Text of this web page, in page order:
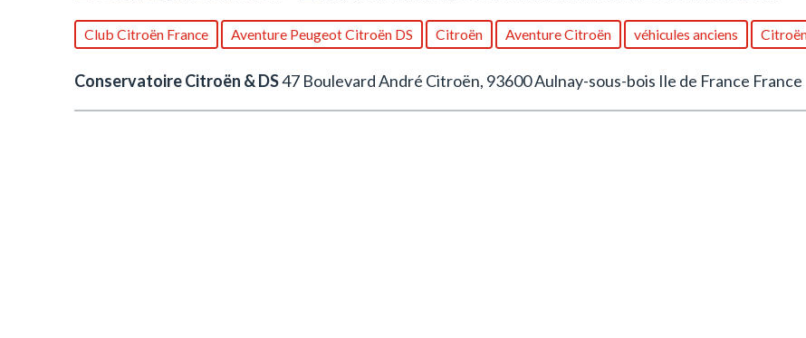
Club Citroën France Aventure Peugeot Citroën DS Citroën Aventure Citroën véhicules anciens
Conservatoire Citroën & DS47 Boulevard André Citroën, 93600 Aulnay-sous-bois Ile de France France